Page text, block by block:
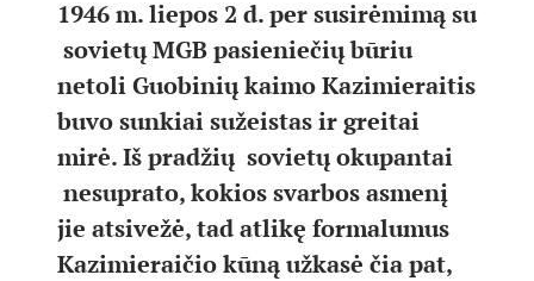
1946 m. liepos 2 d. per susirėmimą su
sovietų MGB pasieniečių būriu
netoli Guobinių kaimo Kazimieraitis
buvo sunkiai sužeistas ir greitai
mirė. Iš pradžių sovietų okupantai
nesuprato, kokios svarbos asmenį
jie atsivežė, tad atlikę formalumus
Kazimieraičio kūną užkasė čia pat,